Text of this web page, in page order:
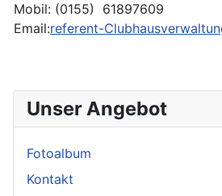
Mobil: (0155) 61897609
Email:referent-
Unser Angebot
Fotoalbum
Kontakt